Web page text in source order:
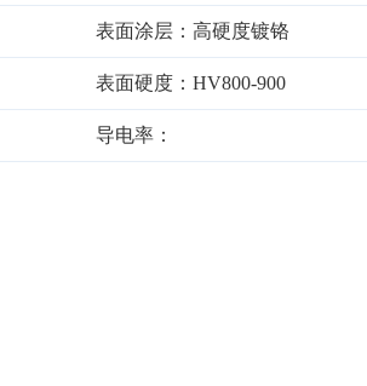
表面涂层：高硬度镀铬
表面硬度：HV800-900
导电率：